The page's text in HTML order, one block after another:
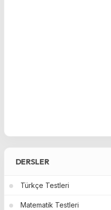
DERSLER
Türkçe Testleri
Matematik Testleri